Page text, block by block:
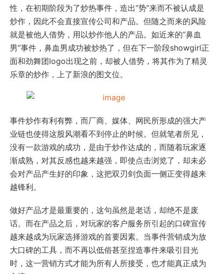
性，在初期阶段为了炒热事件，造出“势”来而不被认成是
炒作，因此不会直接宣传公司和产品。但随之而来的风险
就是被他人借势，用以炒作他人的产品。如近来的“鼻血
男”事件，鼻血男成功被炒热了，但在下一阶段showgirl正
面和劲舞团logo出现之前，却被人借势，将其作为了精灵
乐章的炒作，上了新浪的图文位。
事件炒作有利有弊，而厂商、媒体、网民所形成的强大产
业链也使得这股风潮看不到停止的时候。但就笔者所见，
没有一款游戏的成功，是由于炒作达成的，而随着玩家逐
渐成熟，对其反感也越来越强，即使点击浏览了，却未必
会对产品产生好的印象，这把双刃剑负面一侧正变得越来
越锋利。
做好产品才是最重要的，这句虽然是老话，却绝不是废
话。而在产品之后，对玩家的客户服务所引起的口碑宣传
越来越成为玩家选择游戏的首要因素。当事件营销成为放
大口碑的工具，而不再以低俗甚至捏造事件来吸引目光
时，这一营销方式才能为所有人所接受，也才能真正成为